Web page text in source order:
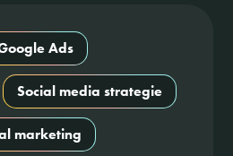
Ads
Social media strategie
marketing